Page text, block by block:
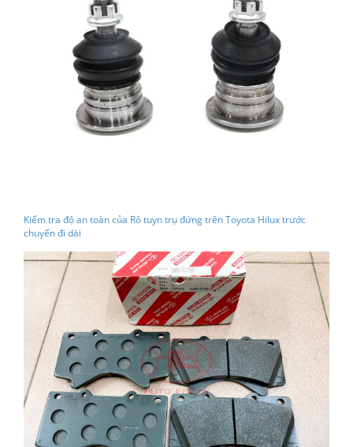
Kiểm tra độ an toàn của Rô tuyn trụ đứng trên Toyota Hilux trước
chuyến đi dài